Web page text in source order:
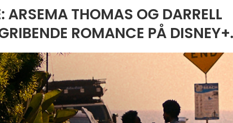
ARSEMA THOMAS OG DARRELL
ROMANCE PÅ DISNEY+.